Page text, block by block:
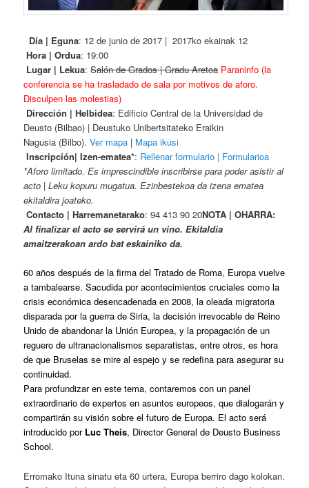
Día | Eguna: 12 de junio de 2017 | 2017ko ekainak 12
Hora | Ordua: 19:00
Lugar | Lekua:Salón de Grados | Gradu Aretoa Paraninfo (la
conferencia se ha trasladado de sala por motivos de aforo.
Disculpen las molestias)
Dirección | Helbidea: Edificio Central de la Universidad de
Deusto (Bilbao) | Deustuko Unibertsitateko Eraikin
Nagusia (Bilbo).Ver mapa | Mapa ikusi
Inscripción| Izen-ematea*: Rellenar formulario | Formularioa
*Aforo limitado. Es imprescindible inscribirse para poder asistir al
acto | Leku kopuru mugatua. Ezinbestekoa da izena ematea
ekitaldira joateko.
Contacto | Harremanetarako: 94 413 90 20NOTA | OHARRA:
Al finalizar el acto se servirá un vino. Ekitaldia
amaitzerakoan ardo bat eskainiko da.
60 años después de la firma del Tratado de Roma, Europa vuelve
a tambalearse. Sacudida por acontecimientos cruciales como la
crisis económica desencadenada en 2008, la oleada migratoria
disparada por la guerra de Siria, la decisión irrevocable de Reino
Unido de abandonar la Unión Europea, y la propagación de un
reguero de ultranacionalismos separatistas, entre otros, es hora
de que Bruselas se mire al espejo y se redefina para asegurar su
continuidad.
Para profundizar en este tema, contaremos con un panel
extraordinario de expertos en asuntos europeos, que dialogarán y
compartirán su visión sobre el futuro de Europa. El acto será
introducido por Luc Theis, Director General de Deusto Business
School.
Erromako Ituna sinatu eta 60 urtera, Europa berriro dago kolokan.